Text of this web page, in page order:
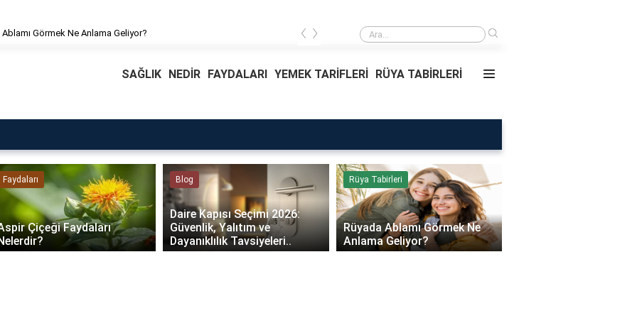
Görmek Ne Anlama Geliyor? Rüyada Ablamı Görmek Ne Anlama Geliyor?
‹ ›
SAĞLIK NEDİR FAYDALARI YEMEK TARİFLERİ RÜYA TABİRLERİ
Faydaları
Çiçeği Faydaları
Blog
Daire Kapısı Seçimi 2026:
Güvenlik, Yalıtım ve
Dayanıklılık Tavsiyeleri..
Rüya Tabirleri
Rüyada Ablamı Görmek Ne
Anlama Geliyor?